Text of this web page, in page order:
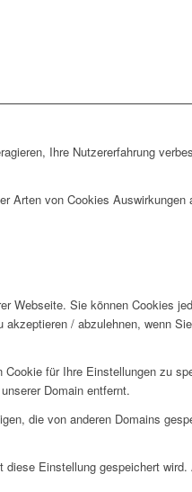
Ihre Nutzererfahrung
Arten von Cookies Auswirkungen
Webseite. Sie können Cookies
/ abzulehnen, wenn
für Ihre Einstellungen zu
Domain entfernt.
die von anderen Domains
Einstellung gespeichert wird.